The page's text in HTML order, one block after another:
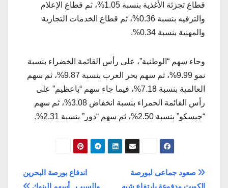
قطاع تجزئة الأغذية بنسبة 1.05%، ثم قطاع الإعلام
والترفيه بنسبة 0.36%، ثم قطاع الخدمات التجارية
والمهنية بنسبة 0.34%.
وجاء سهم “الوطنية”، على رأس القائمة الخضراء بنسبة
نمو 9.99%، ثم سهم بحر العرب بنسبة 9.87%، ثم سهم
العالمية بنسبة 7.18%، فيما جاء سهم “باعظيم” على
رأس القائمة الحمراء بنسبة انخفاض 3.08%، ثم سهم
“جبسكو” بنسبة 2.50%، ثم سهم “دور” بنسبة 2.31%.
تصفّح
اندفاع بورصة البحرين
صعود جماعى لبورصة